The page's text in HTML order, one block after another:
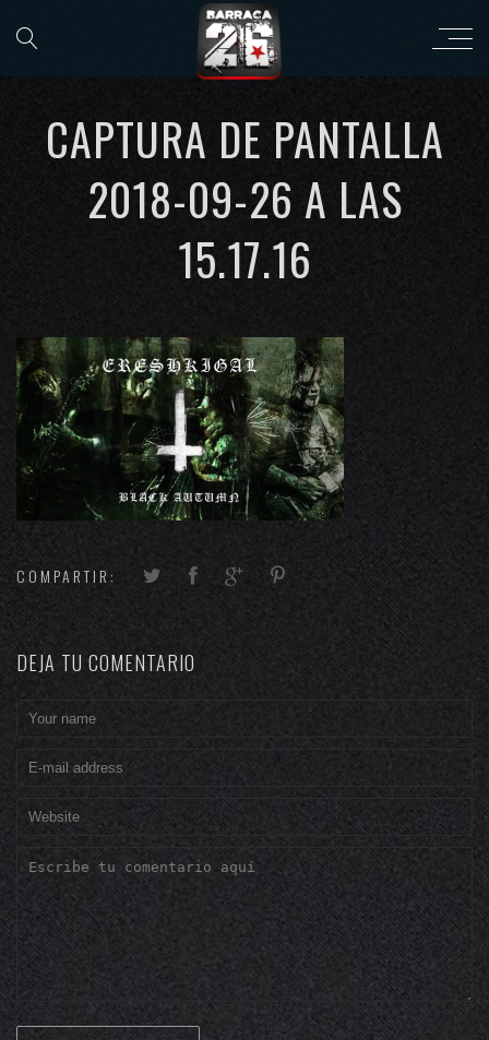
CAPTURA DE PANTALLA
2018-09-26 A LAS
15.17.16
COMPARTIR:
DEJA TU COMENTARIO